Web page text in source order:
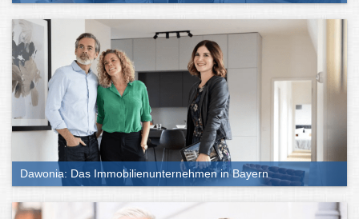
Dawonia: Das Immobilienunternehmen in Bayern